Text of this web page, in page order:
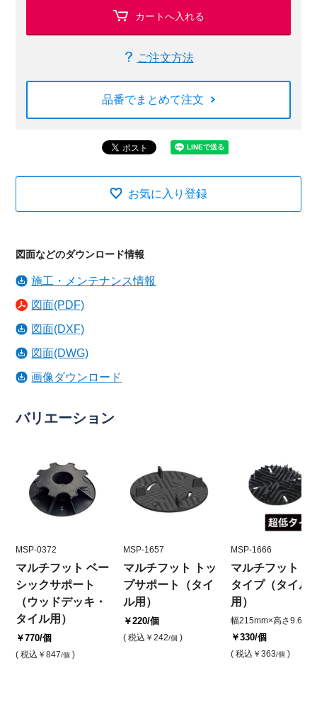
カートへ入れる
ご注文方法
品番でまとめて注文
お気に入り登録
図面などのダウンロード情報
施工・メンテナンス情報
図面(PDF)
図面(DXF)
図面(DWG)
画像ダウンロード
バリエーション
MSP-0372
マルチフット ベー
シックサポート
（ウッドデッキ・
タイル用）
￥770/個
( 税込 ￥847/個 )
MSP-1657
マルチフット トッ
プサポート（タイ
ル用）
￥220/個
( 税込 ￥242/個 )
MSP-1666
マルチフット 超
タイプ（タイル
用）
幅215mm×高さ9.6mm
￥330/個
( 税込 ￥363/個 )